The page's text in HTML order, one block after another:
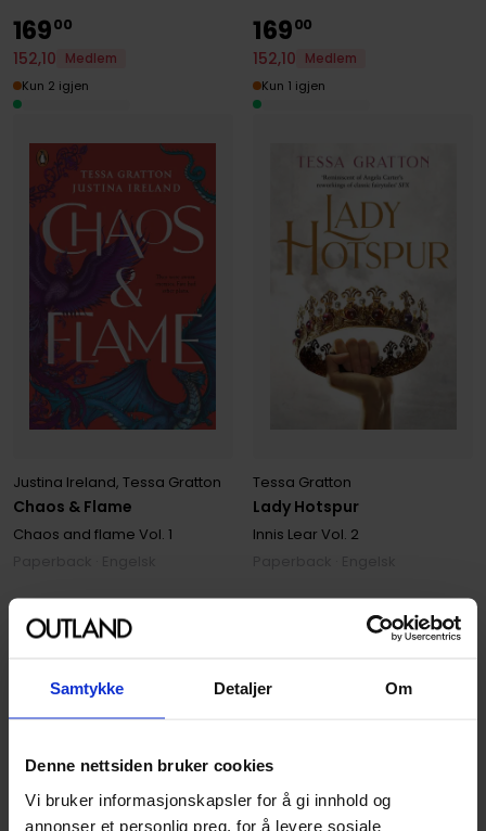
Samtykke Detaljer Om
Denne nettsiden bruker cookies
Vi bruker informasjonskapsler for å gi innhold og
annonser et personlig preg, for å levere sosiale
Chaos & Flame
Justina Ireland, Tessa Gratton
Chaos and flame Vol. 1
16900
152,10
Medlem
Kun 2 igjen
Lady Hotspur
Tessa Gratton
Innis Lear Vol. 2
16900
152,10
Medlem
Kun 1 igjen
189 00
Ikke på nettlager